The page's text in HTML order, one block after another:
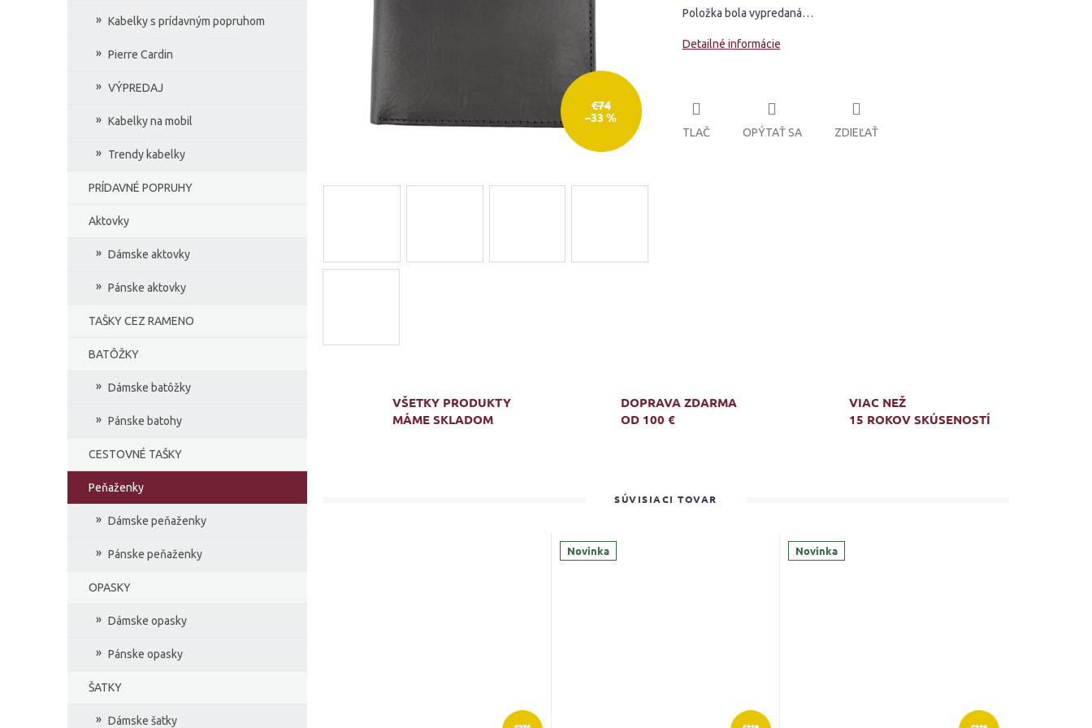
Kabelky s prídavným popruhom
Pierre Cardin
VÝPREDAJ
Kabelky na mobil
Trendy kabelky
PRÍDAVNÉ POPRUHY
Aktovky
Dámske aktovky
Pánske aktovky
TAŠKY CEZ RAMENO
BATÔŽKY
Dámske batôžky
Pánske batohy
CESTOVNÉ TAŠKY
Peňaženky
Dámske peňaženky
Pánske peňaženky
OPASKY
Dámske opasky
Pánske opasky
ŠATKY
Dámske šatky
€74
–33 %
Položka bola vypredaná…
Detailné informácie
TLAČ OPÝTAŤ SA ZDIEĽAŤ
VŠETKY PRODUKTY
MÁME SKLADOM
DOPRAVA ZDARMA
OD 100 €
VIAC NEŽ
15 ROKOV SKÚSENOSTÍ
SÚVISIACI TOVAR
Novinka Novinka